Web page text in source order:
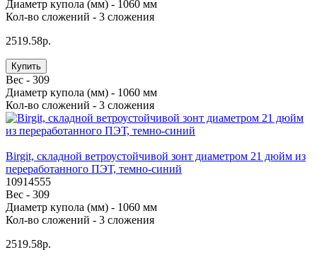
Диаметр купола (мм) - 1060 мм
Кол-во сложений - 3 сложения
2519.58р.
Купить
Вес - 309
Диаметр купола (мм) - 1060 мм
Кол-во сложений - 3 сложения
Birgit, складной ветроустойчивой зонт диаметром 21 дюйм из
переработанного ПЭТ, темно-синий
10914555
Вес - 309
Диаметр купола (мм) - 1060 мм
Кол-во сложений - 3 сложения
2519.58р.